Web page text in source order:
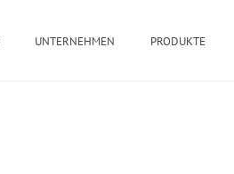
UNTERNEHMEN PRODUKTE